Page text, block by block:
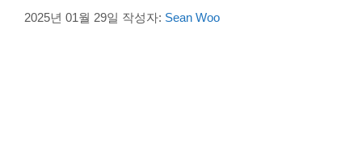
2025년 01월 29일 작성자: Sean Woo